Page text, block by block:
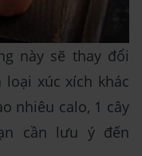
này sẽ thay đổi
xúc xích khác
nhiêu calo, 1 cây
cần lưu ý đến